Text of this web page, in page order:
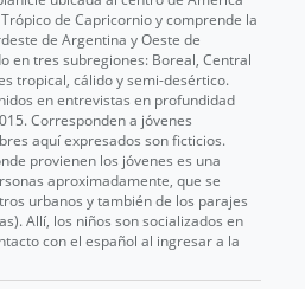
de Capricornio y comprende la
de Argentina y Oeste de
en tres subregiones: Boreal, Central
tropical, cálido y semi-desértico.
en entrevistas en profundidad
Corresponden a jóvenes
aquí expresados son ficticios.
provienen los jóvenes es una
aproximadamente, que se
urbanos y también de los parajes
Allí, los niños son socializados en
con el español al ingresar a la